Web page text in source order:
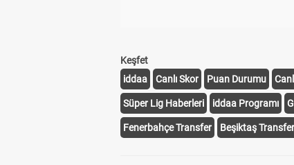
Keşfet
iddaa
Canlı Skor Puan Durumu
Süper Lig Haberleri iddaa Programı
Fenerbahçe Transfer Beşiktaş Transfer